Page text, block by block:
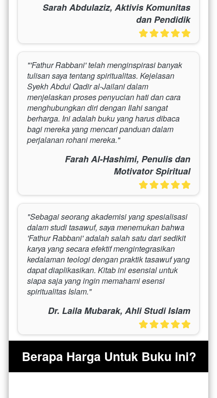
Sarah Abdulaziz, Aktivis Komunitas
dan Pendidik
"'Fathur Rabbani' telah menginspirasi banyak
tulisan saya tentang spiritualitas. Kejelasan
Syekh Abdul Qadir al-Jailani dalam
menjelaskan proses penyucian hati dan cara
menghubungkan diri dengan Ilahi sangat
berharga. Ini adalah buku yang harus dibaca
bagi mereka yang mencari panduan dalam
perjalanan rohani mereka."
Farah Al-Hashimi, Penulis dan
Motivator Spiritual
"Sebagai seorang akademisi yang spesialisasi
dalam studi tasawuf, saya menemukan bahwa
'Fathur Rabbani' adalah salah satu dari sedikit
karya yang secara efektif mengintegrasikan
kedalaman teologi dengan praktik tasawuf yang
dapat diaplikasikan. Kitab ini esensial untuk
siapa saja yang ingin memahami esensi
spiritualitas Islam."
Dr. Laila Mubarak, Ahli Studi Islam
Berapa Harga Untuk Buku ini?